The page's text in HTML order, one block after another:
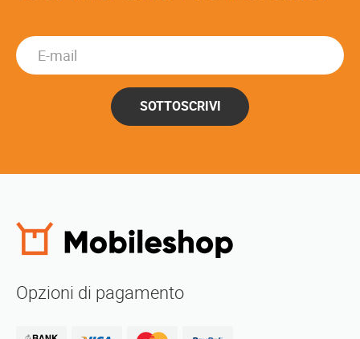
SOTTOSCRIVI
Opzioni di pagamento